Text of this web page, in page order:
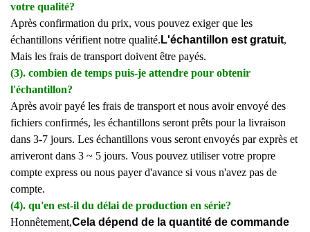
votre qualité?
Après confirmation du prix, vous pouvez exiger que les
échantillons vérifient notre qualité. L'échantillon est gratuit,
Mais les frais de transport doivent être payés.
(3). combien de temps puis-je attendre pour obtenir
l'échantillon?
Après avoir payé les frais de transport et nous avoir envoyé des
fichiers confirmés, les échantillons seront prêts pour la livraison
dans 3-7 jours. Les échantillons vous seront envoyés par exprès et
arriveront dans 3 ~ 5 jours. Vous pouvez utiliser votre propre
compte express ou nous payer d'avance si vous n'avez pas de
compte.
(4). qu'en est-il du délai de production en série?
Honnêtement,Cela dépend de la quantité de commande